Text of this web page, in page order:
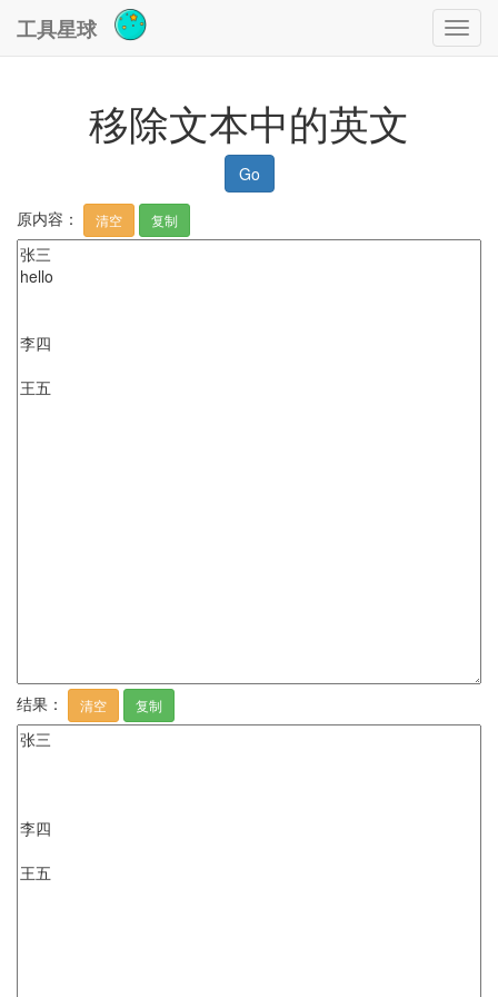
工具星球
移除文本中的英文
Go
原内容：
清空 复制
结果： 清空 复制